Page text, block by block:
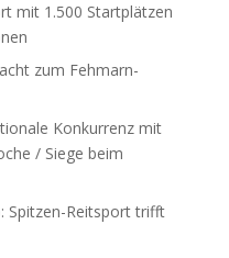
mit 1.500 Startplätzen
zum Fehmarn-
Konkurrenz mit
/ Siege beim
Spitzen-Reitsport trifft